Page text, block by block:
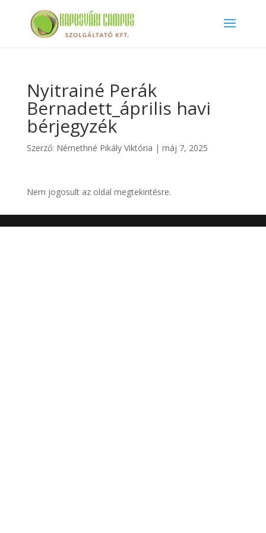
Nyitrainé Perák
Bernadett_április havi
bérjegyzék
Szerző: Némethné Pikály Viktória | máj 7, 2025
Nem jogosult az oldal megtekintésre.